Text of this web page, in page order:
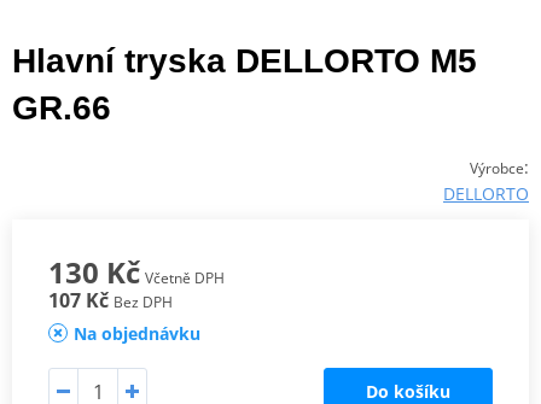
Hlavní tryska DELLORTO M5
GR.66
Výrobce:
DELLORTO
130 Kč Včetně DPH
107 Kč Bez DPH
Na objednávku
Do košíku